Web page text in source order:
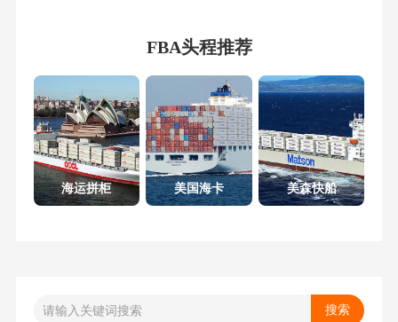
FBA头程推荐
海运拼柜 美国海卡 美森快船